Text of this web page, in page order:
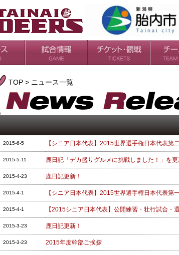
シーズンの流れ
TOP > ニュース一覧
2015-6-5 【シニア日本代表】2015世界選手権日本代表第
2015-5-11 鹿日記「デカ盛りグルメに挑戦しました！」を更
2015-4-23 鹿日記更新！
2015-4-1 【シニア日本代表】2015世界選手権日本代表第
2015-4-1 【2015シニア日本代表】公開練習・壮行試合・
2015-3-23 鹿日記更新！
2015-3-23 2015年度幹部ご挨拶